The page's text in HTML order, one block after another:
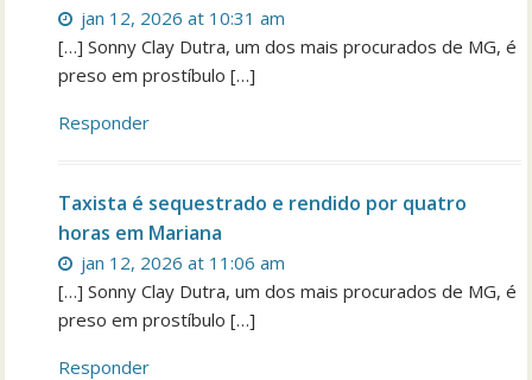
jan 12, 2026 at 10:31 am
[…] Sonny Clay Dutra, um dos mais procurados de MG, é
preso em prostíbulo […]
Responder
Taxista é sequestrado e rendido por quatro
horas em Mariana
jan 12, 2026 at 11:06 am
[…] Sonny Clay Dutra, um dos mais procurados de MG, é
preso em prostíbulo […]
Responder